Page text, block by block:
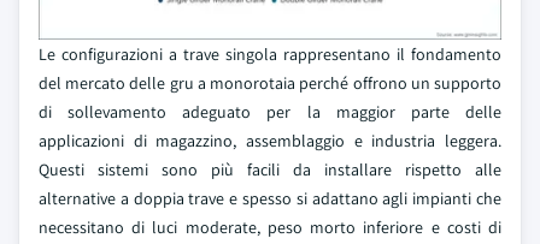
Le configurazioni a trave singola rappresentano il fondamento
del mercato delle gru a monorotaia perché offrono un supporto
di sollevamento adeguato per la maggior parte delle
applicazioni di magazzino, assemblaggio e industria leggera.
Questi sistemi sono più facili da installare rispetto alle
alternative a doppia trave e spesso si adattano agli impianti che
necessitano di luci moderate, peso morto inferiore e costi di